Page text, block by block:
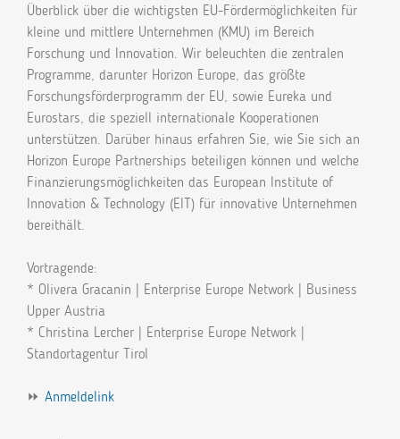
Überblick über die wichtigsten EU-Fördermöglichkeiten für
kleine und mittlere Unternehmen (KMU) im Bereich
Forschung und Innovation. Wir beleuchten die zentralen
Programme, darunter Horizon Europe, das größte
Forschungsförderprogramm der EU, sowie Eureka und
Eurostars, die speziell internationale Kooperationen
unterstützen. Darüber hinaus erfahren Sie, wie Sie sich an
Horizon Europe Partnerships beteiligen können und welche
Finanzierungsmöglichkeiten das European Institute of
Innovation & Technology (EIT) für innovative Unternehmen
bereithält.
Vortragende:
* Olivera Gracanin | Enterprise Europe Network | Business
Upper Austria
* Christina Lercher | Enterprise Europe Network |
Standortagentur Tirol
⏩ Anmeldelink